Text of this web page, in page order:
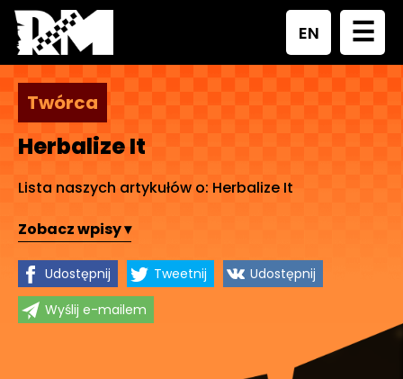
Twórca
Herbalize It
Lista naszych artykułów o: Herbalize It
Zobacz wpisy ▾
Udostępnij Tweetnij
Udostępnij
Wyślij e-mailem
☰
EN